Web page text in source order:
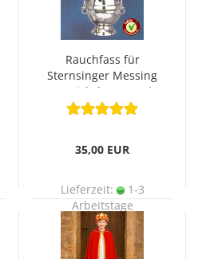
Rauchfass für
Sternsinger Messing
vernickelt 12 cm Ø
35,00 EUR
Lieferzeit:
1-3
Arbeitstage